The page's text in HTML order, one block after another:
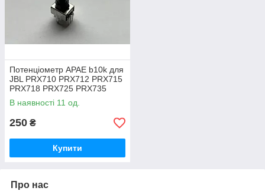
Потенціометр APAE b10k для
JBL PRX710 PRX712 PRX715
PRX718 PRX725 PRX735
PRX815 PRX835 PRX825
В наявності 11 од.
250 ₴
Купити
Про нас